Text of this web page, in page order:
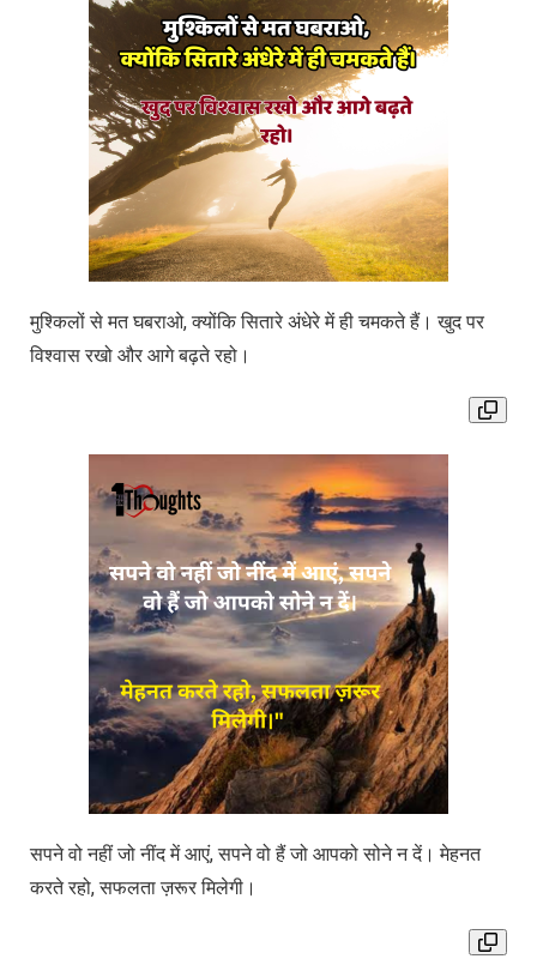
मुश्किलों से मत घबराओ, क्योंकि सितारे अंधेरे में ही चमकते हैं। खुद पर
विश्वास रखो और आगे बढ़ते रहो।
सपने वो नहीं जो नींद में आएं, सपने वो हैं जो आपको सोने न दें। मेहनत
करते रहो, सफलता ज़रूर मिलेगी।